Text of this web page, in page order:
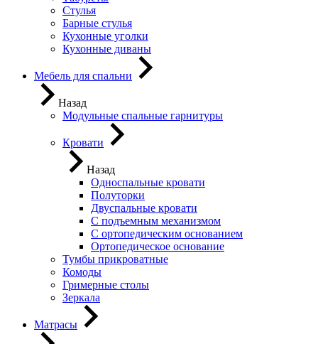
Стулья
Барные стулья
Кухонные уголки
Кухонные диваны
Мебель для спальни
Назад
Модульные спальные гарнитуры
Кровати
Назад
Односпальные кровати
Полуторки
Двуспальные кровати
С подъемным механизмом
С ортопедическим основанием
Ортопедическое основание
Тумбы прикроватные
Комоды
Гримерные столы
Зеркала
Матрасы